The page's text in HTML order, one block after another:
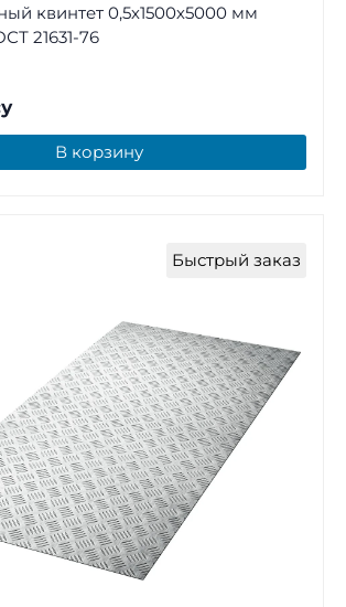
квинтет 0,5х1500х5000 мм
21631-76
В корзину
Быстрый заказ